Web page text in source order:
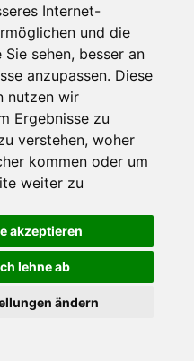
Internet-
und die
Sie sehen, besser an
anzupassen. Diese
nutzen wir
Ergebnisse zu
verstehen, woher
kommen oder um
weiter zu
akzeptieren
lehne ab
ändern
Luzern AG.